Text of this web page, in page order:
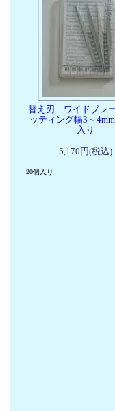
替え刃 ワイドブレ
ッティング幅3～
入り
5,170円(税込)
20個入り